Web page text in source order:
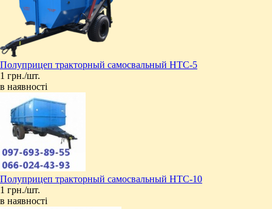
Полуприцеп тракторный самосвальный НТС-5
1 грн./шт.
в наявності
Полуприцеп тракторный самосвальный НТС-10
1 грн./шт.
в наявності